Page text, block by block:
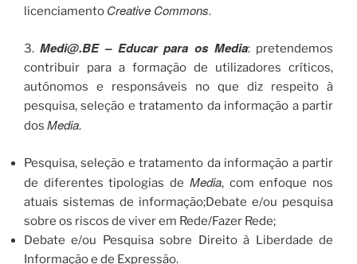
licenciamento Creative Commons.
3. Medi@.BE – Educar para os Media: pretendemos
contribuir para a formação de utilizadores críticos,
autónomos e responsáveis no que diz respeito à
pesquisa, seleção e tratamento da informação a partir
dos Media.
Pesquisa, seleção e tratamento da informação a partir
de diferentes tipologias de Media, com enfoque nos
atuais sistemas de informação;Debate e/ou pesquisa
sobre os riscos de viver em Rede/Fazer Rede;
Debate e/ou Pesquisa sobre Direito à Liberdade de
Informação e de Expressão.